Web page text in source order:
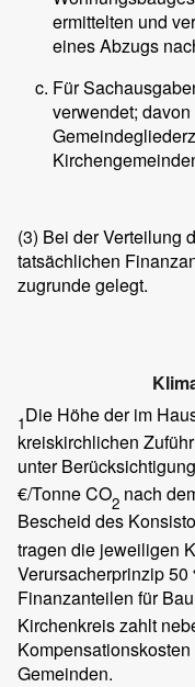
ermittelten und
eines Abzugs
Für
verwendet;
(3) Bei der Verteilung
tatsächlichen
zugrunde gelegt.
1Die Höhe der im
kreiskirchlichen
unter
€/Tonne CO2 nach
Bescheid des
tragen die jeweiligen
Verursacherprinzip
Finanzanteilen für
Kirchenkreis zahlt
Gemeinden.